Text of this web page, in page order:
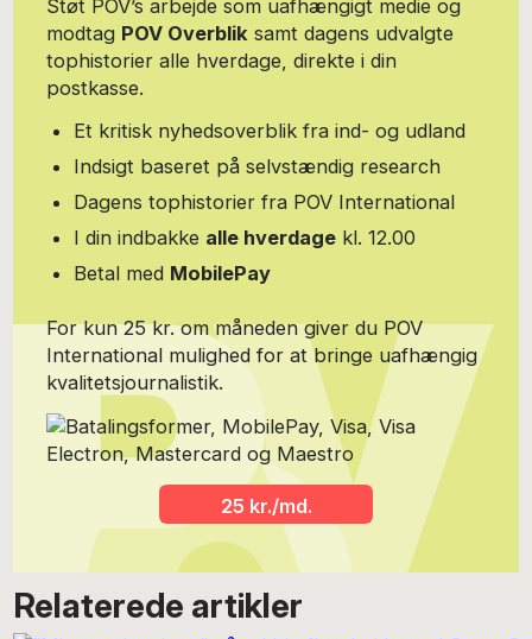
Støt POV’s arbejde som uafhængigt medie og
modtag POV Overblik samt dagens udvalgte
tophistorier alle hverdage, direkte i din
postkasse.
Et kritisk nyhedsoverblik fra ind- og udland
Indsigt baseret på selvstændig research
Dagens tophistorier fra POV International
I din indbakke alle hverdage kl. 12.00
Betal med MobilePay
For kun 25 kr. om måneden giver du POV
International mulighed for at bringe uafhængig
kvalitetsjournalistik.
25 kr./md.
Relaterede artikler